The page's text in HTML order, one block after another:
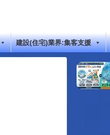
建設(住宅)業界:集客支援